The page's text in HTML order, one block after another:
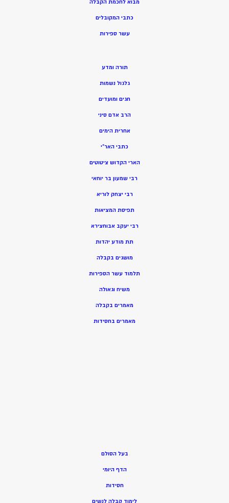
מבוא לחכמת הקבלה
כתבי המקובלים
עשר ספירות
תורה ומדע
גלגול נשמות
חגים ומועדים
הרב אדם סיני
אחרית הימים
כתבי האר”י
הארי הקדוש ציטוטים
רבי שמעון בר יוחאי
רבי יצחק לוריא
תפיסת המציאות
רבי יעקב אבוחצירא
תת מודע יהדות
מושגים בקבלה
תלמוד עשר הספירות
משיח וגאולה
מאמרים בקבלה
מאמרים בחסידות
בעל הסולם
הדף היומי
חסידות
לימוד קבלה לנשים